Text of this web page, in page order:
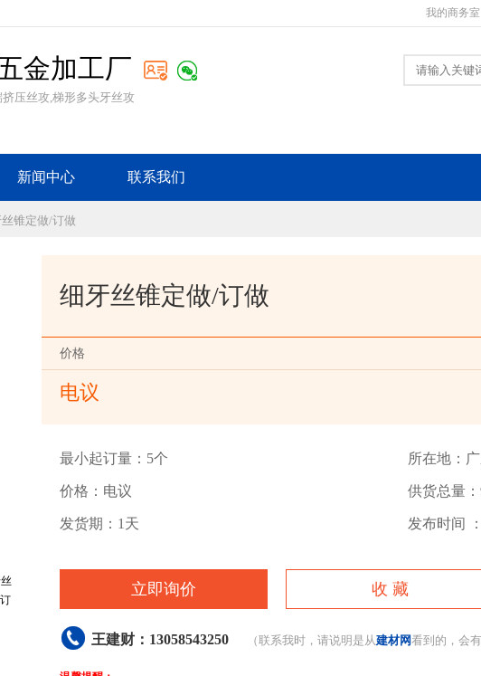
我的商务室
金加工厂
压丝攻,梯形多头牙丝攻
新闻中心 联系我们
丝锥定做/订做
细牙丝锥定做/订做
价格
电议
最小起订量：5个 所在地：
价格：电议 供货总量：
发货期：1天 发布时间
立即询价 收 藏
 王建财：13058543250 （联系我时，请说明是从建材网看到的，会